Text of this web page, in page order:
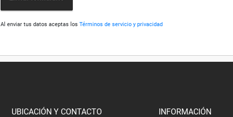
Al enviar tus datos aceptas losTérminos de servicio y privacidad
UBICACIÓN Y CONTACTO INFORMACIÓN